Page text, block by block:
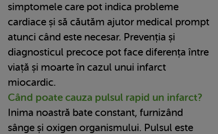
simptomele care pot indica probleme
cardiace și să căutăm ajutor medical prompt
atunci când este necesar. Prevenția și
diagnosticul precoce pot face diferența între
viață și moarte în cazul unui infarct
miocardic.
Când poate cauza pulsul rapid un infarct?
Inima noastră bate constant, furnizând
sânge și oxigen organismului. Pulsul este